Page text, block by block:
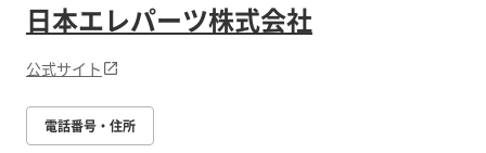
日本エレパーツ株式会社
公式サイト
電話番号・住所